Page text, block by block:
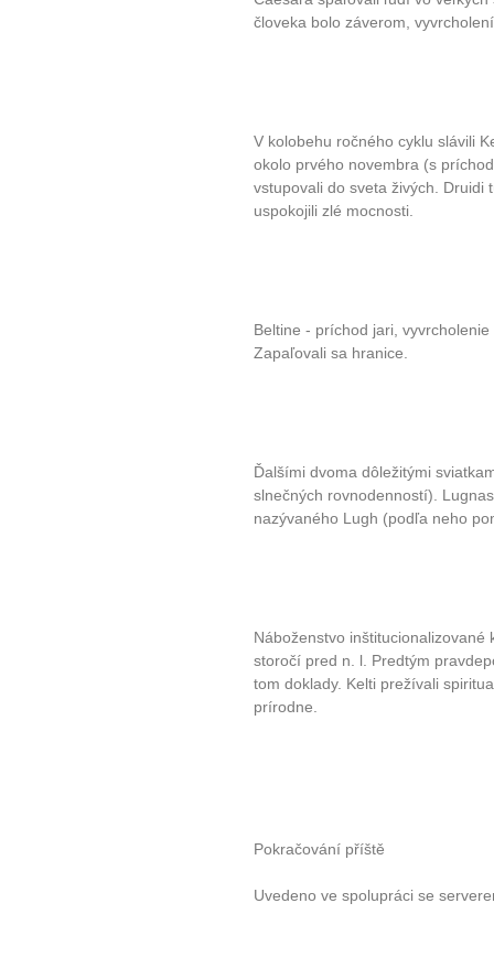
človeka bolo záverom,
V kolobehu ročného cyklu slávili
okolo prvého novembra (s
vstupovali do sveta živých. Druidi
uspokojili zlé mocnosti.
Beltine - príchod jari,
Zapaľovali sa hranice.
Ďalšími dvoma dôležitými
slnečných rovnodenností).
nazývaného Lugh (podľa neho
Náboženstvo
storočí pred n. l. Predtým
tom doklady. Kelti prežívali
prírodne.
Pokračování příště
Uvedeno ve spolupráci se